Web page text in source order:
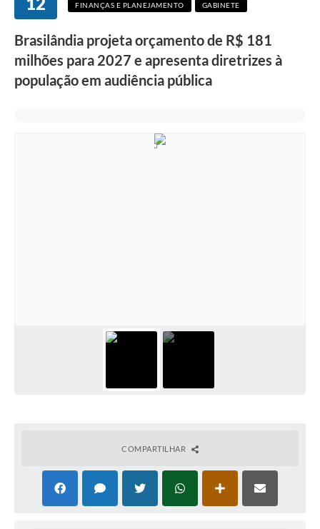
Câmara Municipal
e-SIC
Tributação
FINANÇAS E PLANEJAMENTO GABINETE
Brasilândia projeta orçamento de R$ 181
milhões para 2027 e apresenta diretrizes à
população em audiência pública
COMPARTILHAR